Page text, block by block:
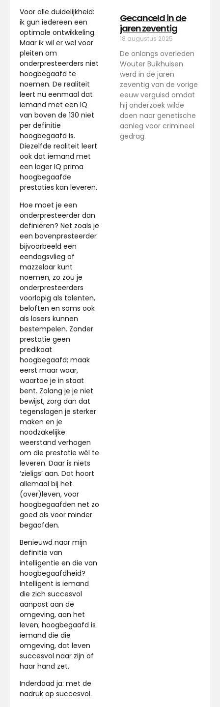
Voor alle duidelijkheid:
ik gun iedereen een
optimale ontwikkeling.
Maar ik wil er wel voor
pleiten om
onderpresteerders niet
hoogbegaafd te
noemen. De realiteit
leert nu eenmaal dat
iemand met een IQ
van boven de 130 niet
per definitie
hoogbegaafd is.
Diezelfde realiteit leert
ook dat iemand met
een lager IQ prima
hoogbegaafde
prestaties kan leveren.
Hoe moet je een
onderpresteerder dan
definiëren? Net zoals je
een bovenpresteerder
bijvoorbeeld een
eendagsvlieg of
mazzelaar kunt
noemen, zo zou je
onderpresteerders
voorlopig als talenten,
beloften en soms ook
als losers kunnen
bestempelen. Zonder
prestatie geen
predikaat
hoogbegaafd; maak
eerst maar waar,
waartoe je in staat
bent. Zolang je je niet
bewijst, zorg dan dat
tegenslagen je sterker
maken en je
noodzakelijke
weerstand verhogen
om die prestatie wél te
leveren. Daar is niets
‘zieligs’ aan. Dat hoort
allemaal bij het
(over)leven, voor
hoogbegaafden net zo
goed als voor minder
begaafden.
Benieuwd naar mijn
definitie van
intelligentie en die van
hoogbegaafdheid?
Intelligent is iemand
die zich succesvol
aanpast aan de
omgeving, aan het
leven; hoogbegaafd is
iemand die die
omgeving, dat leven
succesvol naar zijn of
haar hand zet.
Inderdaad ja: met de
nadruk op succesvol.
Gecanceld in de
jaren zeventig
18 augustus 2025
De onlangs overleden
Wouter Buikhuisen
werd in de jaren
zeventig van de vorige
eeuw verguisd omdat
hij onderzoek wilde
doen naar genetische
aanleg voor crimineel
gedrag.